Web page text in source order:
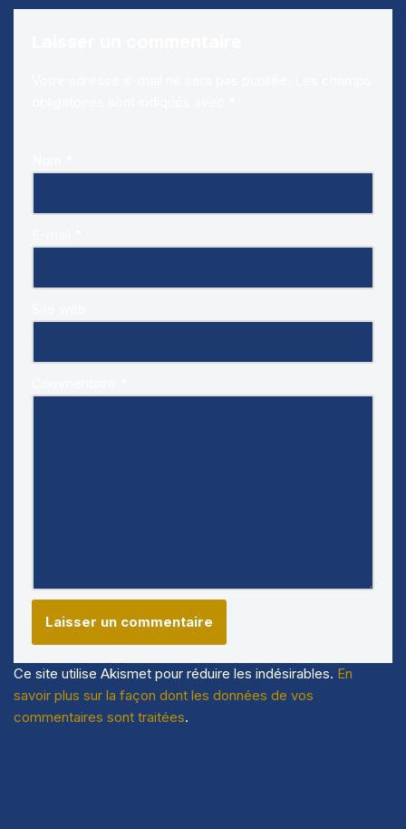
Ce site utilise Akismet pour réduire les indésirables. En
savoir plus sur la façon dont les données de vos
commentaires sont traitées.